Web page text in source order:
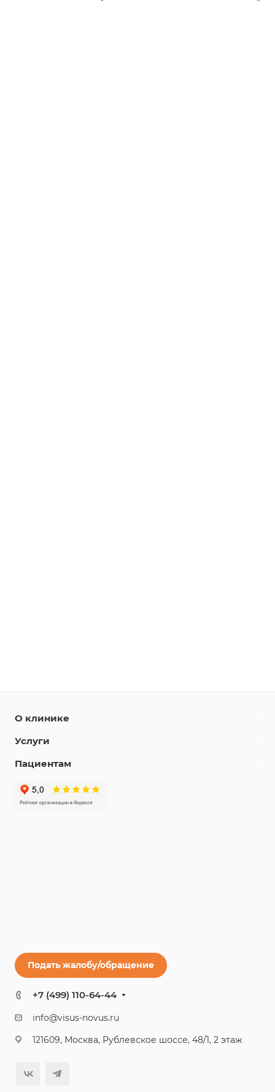
О клинике
Услуги
Пациентам
Подать жалобу/обращение
+7 (499) 110-64-44
info@visus-novus.ru
121609, Москва, Рублевское шоссе, 48/1, 2 этаж